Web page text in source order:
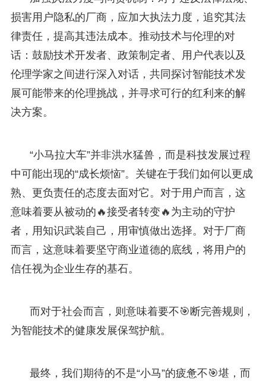
损害用户隐私的厂商，应加大执法力度，追究其法
律责任，提高其违法成本。推动技术与伦理的对
话：鼓励技术开发者、政策制定者、用户代表以及
伦理学家之间进行深入对话，共同探讨智能技术发
展可能带来的伦理挑战，并寻求可行的红利来的解
决方案。
“小马拉大车”并非洪水猛兽，而是科技发展过程
中可能出现的“成长烦恼”。关键在于我们如何以更成
熟、更负责任的态度去面对它。对于用户而言，这
意味着要从被动的🔥接受者转变🔥为主动的守护
者，用知识武装自己，用审慎做出选择。对于厂商
而言，这意味着要坚守商业道德的底线，将用户的
信任视为企业生存的基石。
而对于社会而言，则意味着要不🎯断完善规则，
为智能技术的健康发展保驾护航。
最终，我们期待的不是“小马”的疲惫不🎯堪，而